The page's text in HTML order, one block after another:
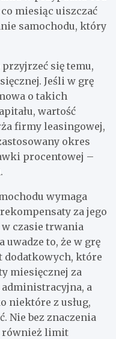
miesiąc uiszczać
samochodu, który
się temu,
Jeśli w grę
o takich
wartość
firmy leasingowej,
okres
procentowej –
wymaga
za jego
czasie trwania
uwadze to, że w grę
dodatkowych, które
miesięcznej za
a
niektóre z usług,
Nie bez znaczenia
również limit